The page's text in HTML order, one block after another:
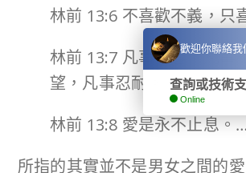
林前 13:6 不喜歡不義，只
林前 13:7 凡事包容，凡事
望，凡事忍耐。
林前 13:8 愛是永不止息
所指的其實並不是男女之間的
歡迎你聯絡我
查詢或技術
Online